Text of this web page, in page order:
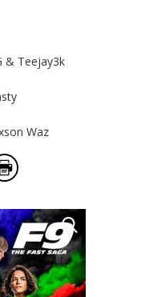
& Teejay3k
Waz